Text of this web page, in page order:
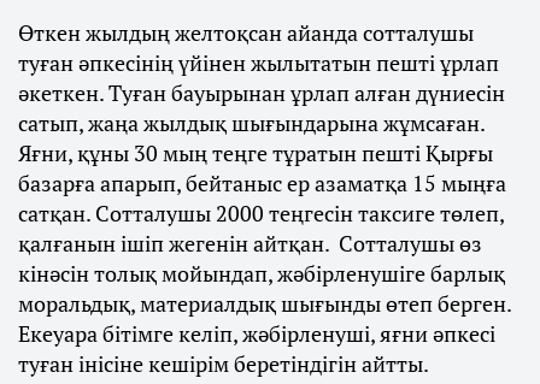
Өткен жылдың желтоқсан айанда сотталушы
туған әпкесінің үйінен жылытатын пешті ұрлап
әкеткен. Туған бауырынан ұрлап алған дүниесін
сатып, жаңа жылдық шығындарына жұмсаған.
Яғни, құны 30 мың теңге тұратын пешті Қырғы
базарға апарып, бейтаныс ер азаматқа 15 мыңға
сатқан. Сотталушы 2000 теңгесін таксиге төлеп,
қалғанын ішіп жегенін айтқан. Сотталушы өз
кінәсін толық мойындап, жәбірленушіге барлық
моральдық, материалдық шығынды өтеп берген.
Екеуара бітімге келіп, жәбірленуші, яғни әпкесі
туған інісіне кешірім беретіндігін айтты.